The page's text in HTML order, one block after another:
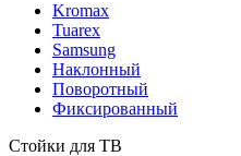
Kromax
Tuarex
Samsung
Наклонный
Поворотный
Фиксированный
Стойки для ТВ